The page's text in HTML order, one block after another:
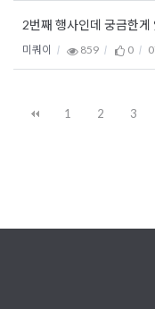
2번째 행사인데 궁금한게
미쿼이 859 0
1 2 3